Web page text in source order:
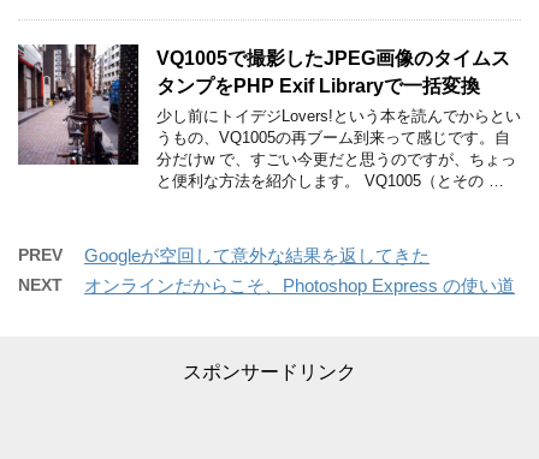
VQ1005で撮影したJPEG画像のタイムス
タンプをPHP Exif Libraryで一括変換
少し前にトイデジLovers!という本を読んでからとい
うもの、VQ1005の再ブーム到来って感じです。自
分だけw で、すごい今更だと思うのですが、ちょっ
と便利な方法を紹介します。 VQ1005（とその …
PREV Googleが空回して意外な結果を返してきた
NEXT オンラインだからこそ、Photoshop Express の使い道
スポンサードリンク